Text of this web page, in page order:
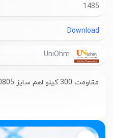
1485
Download
مقاومت 300 کیلو اهم سایز 0805